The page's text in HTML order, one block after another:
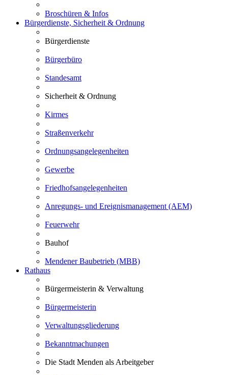
Broschüren & Infos
Bürgerdienste, Sicherheit & Ordnung
Bürgerdienste
Bürgerbüro
Standesamt
Sicherheit & Ordnung
Kirmes
Straßenverkehr
Ordnungsangelegenheiten
Gewerbe
Friedhofsangelegenheiten
Anregungs- und Ereignismanagement (AEM)
Feuerwehr
Bauhof
Mendener Baubetrieb (MBB)
Rathaus
Bürgermeisterin & Verwaltung
Bürgermeisterin
Verwaltungsgliederung
Bekanntmachungen
Die Stadt Menden als Arbeitgeber